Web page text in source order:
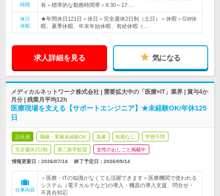
時間
有＜標準的な勤務時間帯＞8:30～17:…
休日
休暇
★年間休日121日＜休日＞完全週休2日制（土日）＜休暇＞GW休
暇、夏季休暇、年末年始休暇、有給休暇（…
求人詳細を見る 気になる
メディカルネットワーク株式会社 | 需要拡大中の「医療×IT」業界 | 賞与4か
月分 | 残業月平均12h
医療現場を支える【サポートエンジニア】★未経験OK/年休125
日
正社員 職種・業種未経験OK 急募 転勤なし 学歴不問
完全週休2日制 第二新卒歓迎 女性のおしごと掲載中
情報更新日：2026/07/14 終了予定日： 2026/09/14
仕事内容
＜医療・ITの知識がなくても活躍できます＞医療機関で使われる
システム（電子カルテなど)の導入・機器の導入支援、問合せ・
不具合対応